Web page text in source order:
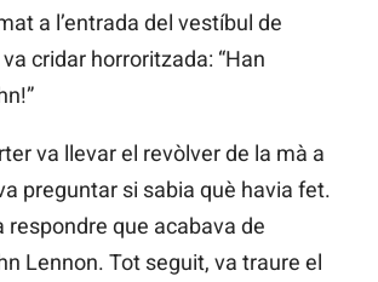
a l’entrada del vestíbul de
va cridar horroritzada: “Han
va llevar el revòlver de la mà a
preguntar si sabia què havia fet.
respondre que acabava de
Lennon. Tot seguit, va traure el